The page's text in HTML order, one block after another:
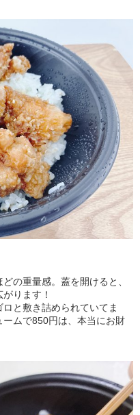
の重量感。蓋を開けると、
ります！
と敷き詰められていてま
ムで850円は、本当にお財